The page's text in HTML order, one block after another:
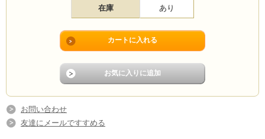
在庫 あり
お問い合わせ
友達にメールですすめる